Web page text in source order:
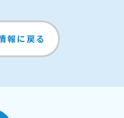
報に戻る